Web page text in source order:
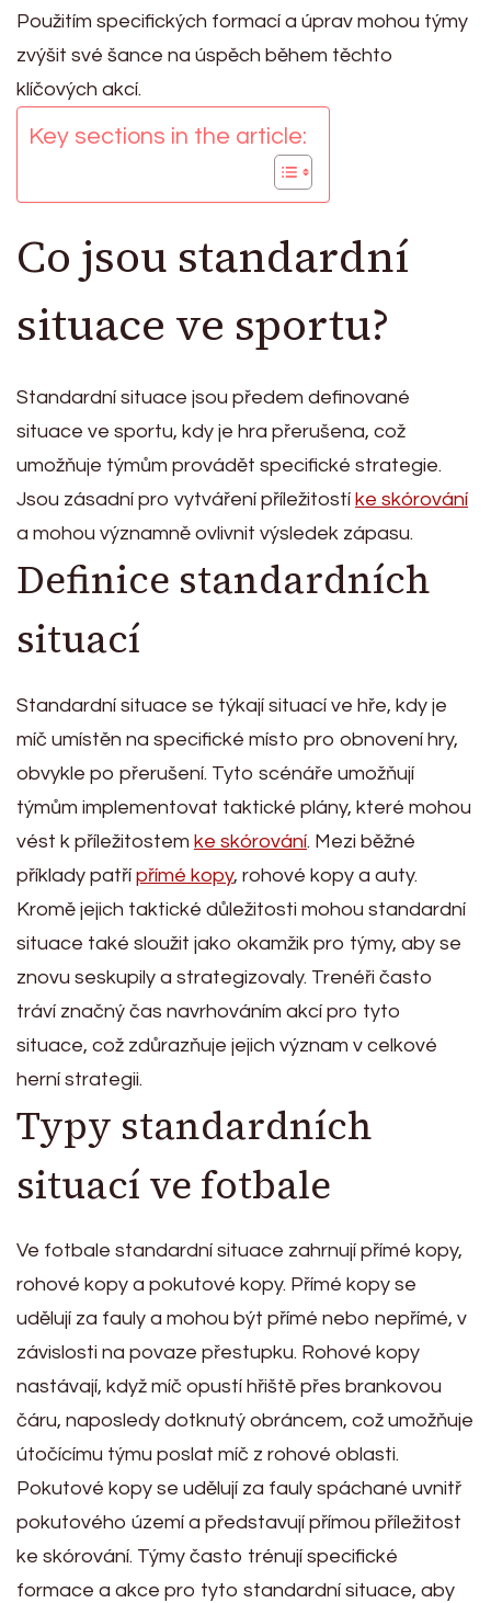
Použitím specifických formací a úprav mohou týmy
zvýšit své šance na úspěch během těchto
klíčových akcí.
Key sections in the article:
Co jsou standardní
situace ve sportu?
Standardní situace jsou předem definované
situace ve sportu, kdy je hra přerušena, což
umožňuje týmům provádět specifické strategie.
Jsou zásadní pro vytváření příležitostí ke skórování
a mohou významně ovlivnit výsledek zápasu.
Definice standardních
situací
Standardní situace se týkají situací ve hře, kdy je
míč umístěn na specifické místo pro obnovení hry,
obvykle po přerušení. Tyto scénáře umožňují
týmům implementovat taktické plány, které mohou
vést k příležitostem ke skórování. Mezi běžné
příklady patřípřímé kopy, rohové kopy a auty.
Kromě jejich taktické důležitosti mohou standardní
situace také sloužit jako okamžik pro týmy, aby se
znovu seskupily a strategizovaly. Trenéři často
tráví značný čas navrhováním akcí pro tyto
situace, což zdůrazňuje jejich význam v celkové
herní strategii.
Typy standardních
situací ve fotbale
Ve fotbale standardní situace zahrnují přímé kopy,
rohové kopy a pokutové kopy. Přímé kopy se
udělují za fauly a mohou být přímé nebo nepřímé, v
závislosti na povaze přestupku. Rohové kopy
nastávají, když míč opustí hřiště přes brankovou
čáru, naposledy dotknutý obráncem, což umožňuje
útočícímu týmu poslat míč z rohové oblasti.
Pokutové kopy se udělují za fauly spáchané uvnitř
pokutového území a představují přímou příležitost
ke skórování. Týmy často trénují specifické
formace a akce pro tyto standardní situace, aby